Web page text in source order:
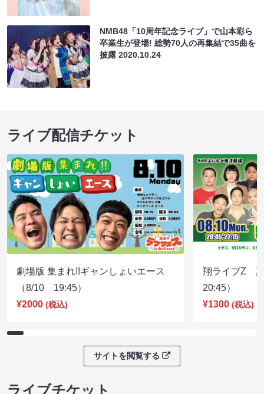
NMB48「10周年記念ライブ」で山本彩ら
卒業生が登場! 総勢70人の再集結で35曲を
披露2020.10.24
ライブ配信チケット
劇場版 集まれ!!ギャンしょいエース
（8/10 19:45）
¥2000 (税込)
翔ライブZ
20:45）
¥1300 (税込)
サイトを閲覧する
ライブチケット